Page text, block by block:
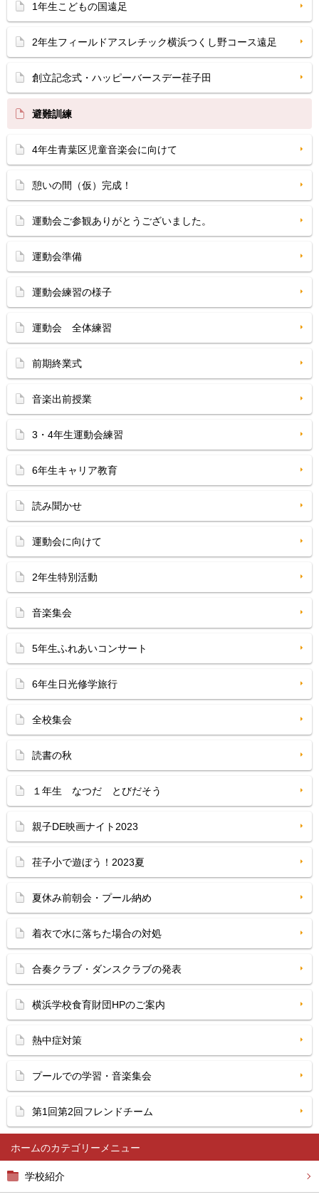
ホーム
学校紹介
1年生こどもの国遠足
2年生フィールドアスレチック横浜つくし野コース遠足
創立記念式・ハッピーバースデー荏子田
避難訓練
4年生青葉区児童音楽会に向けて
憩いの間（仮）完成！
運動会ご参観ありがとうございました。
運動会準備
運動会練習の様子
運動会 全体練習
前期終業式
音楽出前授業
3・4年生運動会練習
6年生キャリア教育
読み聞かせ
運動会に向けて
2年生特別活動
音楽集会
5年生ふれあいコンサート
6年生日光修学旅行
全校集会
読書の秋
１年生 なつだ とびだそう
親子DE映画ナイト2023
荏子小で遊ぼう！2023夏
夏休み前朝会・プール納め
着衣で水に落ちた場合の対処
合奏クラブ・ダンスクラブの発表
横浜学校食育財団HPのご案内
熱中症対策
プールでの学習・音楽集会
第1回第2回フレンドチーム